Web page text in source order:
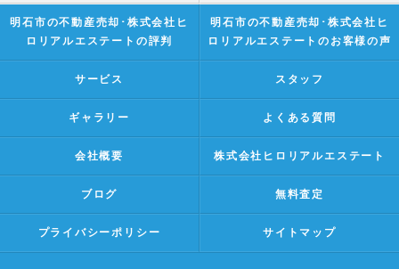
明石市の不動産売却･株式会社ヒ
ロリアルエステートの評判
明石市の不動産売却･株式会社ヒ
ロリアルエステートのお客様の声
サービス スタッフ
ギャラリー よくある質問
会社概要 株式会社ヒロリアルエステート
ブログ 無料査定
プライバシーポリシー サイトマップ